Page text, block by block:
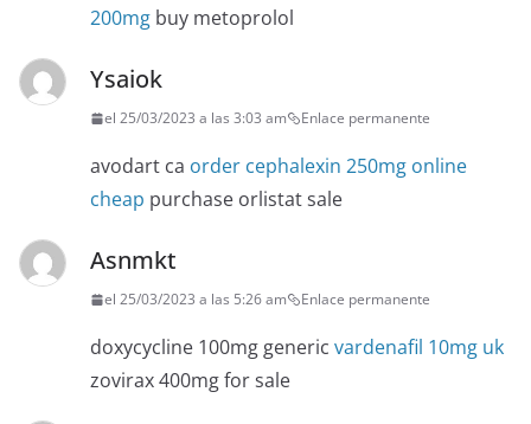
200mg buy metoprolol
Ysaiok
el 25/03/2023 a las 3:03 am Enlace permanente
avodart ca order cephalexin 250mg online
cheap purchase orlistat sale
Asnmkt
el 25/03/2023 a las 5:26 am Enlace permanente
doxycycline 100mg generic vardenafil 10mg uk
zovirax 400mg for sale